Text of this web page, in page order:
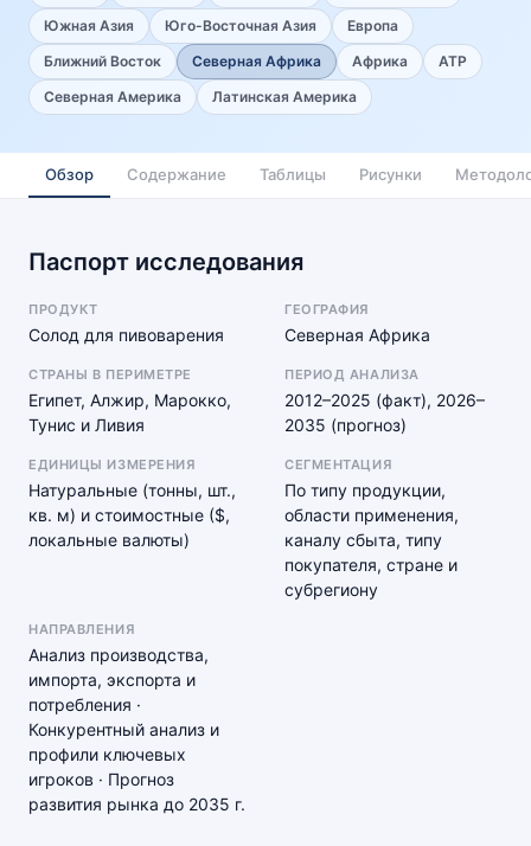
Южная Азия
Юго-Восточная Азия
Европа
Ближний Восток
Северная Африка Африка
АТР
Северная Америка
Латинская Америка
Обзор Содержание Таблицы Рисунки
Паспорт исследования
ПРОДУКТ
Солод для пивоварения
ГЕОГРАФИЯ
Северная Африка
СТРАНЫ В ПЕРИМЕТРЕ
Египет, Алжир, Марокко,
Тунис и Ливия
ПЕРИОД АНАЛИЗА
2012–2025 (факт), 2026–
2035 (прогноз)
ЕДИНИЦЫ ИЗМЕРЕНИЯ
Натуральные (тонны, шт.,
кв. м) и стоимостные ($,
локальные валюты)
СЕГМЕНТАЦИЯ
По типу продукции,
области применения,
каналу сбыта, типу
покупателя, стране и
субрегиону
НАПРАВЛЕНИЯ
Анализ производства,
импорта, экспорта и
потребления ·
Конкурентный анализ и
профили ключевых
игроков · Прогноз
развития рынка до 2035 г.